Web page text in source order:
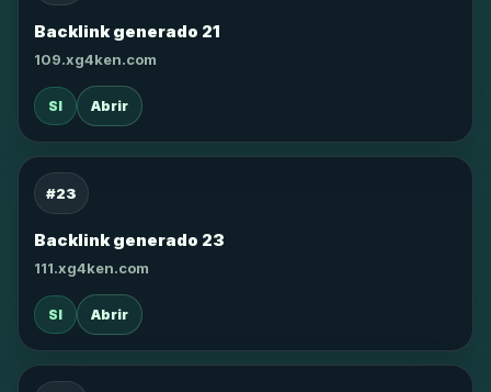
Backlink generado 21
109.xg4ken.com
SI Abrir
#23
Backlink generado 23
111.xg4ken.com
SI Abrir